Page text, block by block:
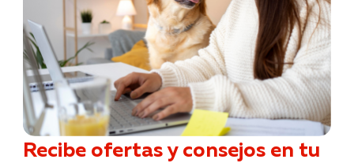
Recibe ofertas y consejos en tu